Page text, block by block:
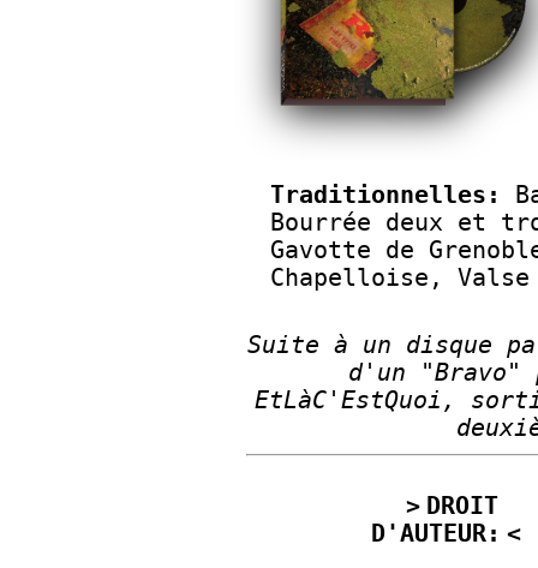
Traditionnelles:
Bourrée deux et
Gavotte de
Chapelloise,
Suite à un disque
d'un "Bravo"
EtLàC'EstQuoi,
DROIT
D'AUTEUR: